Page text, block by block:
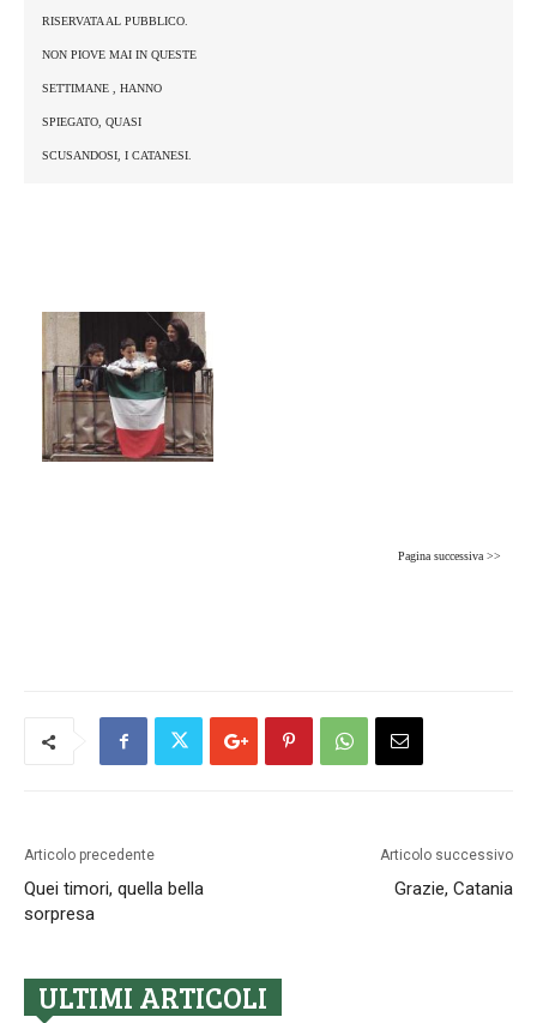
RISERVATA AL PUBBLICO.
NON PIOVE MAI IN QUESTE
SETTIMANE , HANNO
SPIEGATO, QUASI
SCUSANDOSI, I CATANESI.
Pagina successiva >>
Articolo precedente
Quei timori, quella bella
sorpresa
Articolo successivo
Grazie, Catania
ULTIMI ARTICOLI